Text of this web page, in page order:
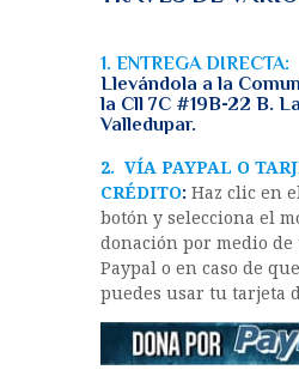
1. ENTREGA DIRECTA:
Llevándola a la
la Cll 7C #19B-22 B.
Valledupar.
2. VÍA PAYPAL O
CRÉDITO: Haz clic en
botón y selecciona el
donación por medio de
Paypal o en caso de
puedes usar tu tarjeta